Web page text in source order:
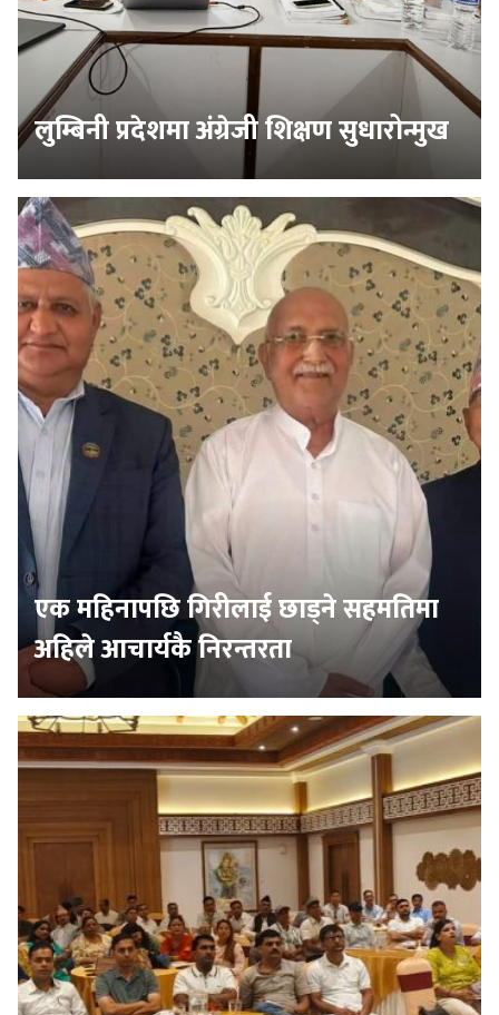
लुम्बिनी प्रदेशमा अंग्रेजी शिक्षण सुधारोन्मुख
एक महिनापछि गिरीलाई छाड्ने सहमतिमा
अहिले आचार्यकै निरन्तरता